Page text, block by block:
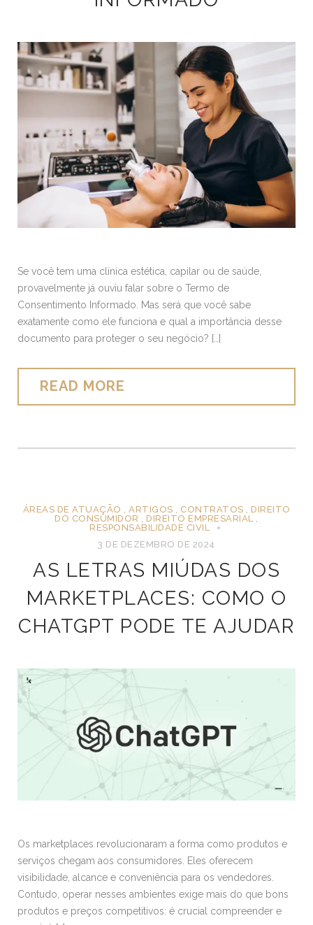
Se você tem uma clínica estética, capilar ou de saúde,
provavelmente já ouviu falar sobre o Termo de
Consentimento Informado. Mas será que você sabe
exatamente como ele funciona e qual a importância desse
documento para proteger o seu negócio? […]
READ MORE
ÁREAS DE ATUAÇÃO ARTIGOS CONTRATOS
DIREITO
DO CONSUMIDOR
,DIREITO EMPRESARIAL
RESPONSABILIDADE CIVIL
3 DE DEZEMBRO DE 2024
AS LETRAS MIÚDAS DOS
MARKETPLACES: COMO O
CHATGPT PODE TE AJUDAR
Os marketplaces revolucionaram a forma como produtos e
serviços chegam aos consumidores. Eles oferecem
visibilidade, alcance e conveniência para os vendedores.
Contudo, operar nesses ambientes exige mais do que bons
produtos e preços competitivos: é crucial compreender e